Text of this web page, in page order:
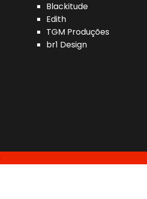
Blackitude
Edith
TGM Produções
br1 Design